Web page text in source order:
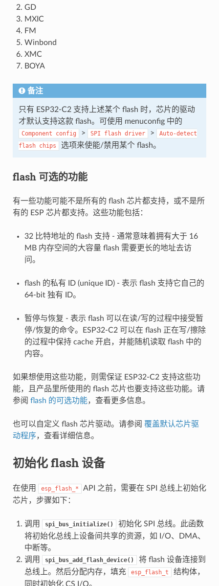
GD
MXIC
FM
Winbond
XMC
BOYA
备注
只有 ESP32-C2 支持上述某个 flash 时，芯片的驱动
才默认支持这款 flash。可使用 menuconfig 中的
Component config > SPI flash driver >
Auto-detect
flash chips 选项来使能/禁用某个 flash。
flash 可选的功能
有一些功能可能不是所有的 flash 芯片都支持，或不是所
有的 ESP 芯片都支持。这些功能包括：
32 比特地址的 flash 支持 - 通常意味着拥有大于 16
MB 内存空间的大容量 flash 需要更长的地址去访
问。
flash 的私有 ID (unique ID) - 表示 flash 支持它自己的
64-bit 独有 ID。
暂停与恢复 - 表示 flash 可以在读/写的过程中接受暂
停/恢复的命令。ESP32-C2 可以在 flash 正在写/擦除
的过程中保持 cache 开启，并能随机读取 flash 中的
内容。
如果想使用这些功能，则需保证 ESP32-C2 支持这些功
能，且产品里所使用的 flash 芯片也要支持这些功能。请
参阅 flash 的可选功能，查看更多信息。
也可以自定义 flash 芯片驱动。请参阅 覆盖默认芯片驱
动程序，查看详细信息。
初始化 flash 设备
在使用 esp_flash_*
API 之前，需要在 SPI 总线上初始化
芯片，步骤如下：
调用 spi_bus_initialize()
初始化 SPI 总线。此函数
将初始化总线上设备间共享的资源，如 I/O、DMA、
中断等。
调用
spi_bus_add_flash_device()
将 flash 设备连接到
总线上。然后分配内存，填充
esp_flash_t
结构体，
同时初始化 CS I/O。